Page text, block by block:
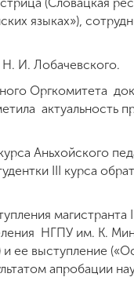
языках»),
И. Лобачевского.
Оргкомитета
актуальность
Аньхойского
III курса
НГПУ им. К.
ее выступление
апробации